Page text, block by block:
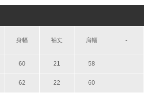
身幅 袖丈 肩幅 -
60 21 58
62 22 60